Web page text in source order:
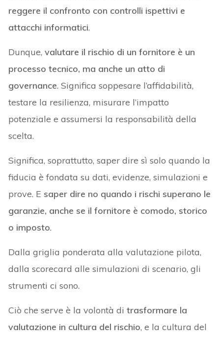
reggere il confronto con controlli ispettivi e
attacchi informatici.
Dunque,valutare il rischio di un fornitore è un
processo tecnico, ma anche un atto di
governance. Significa soppesare l’affidabilità,
testare la resilienza, misurare l’impatto
potenziale e assumersi la responsabilità della
scelta.
Significa, soprattutto, saper dire sì solo quando la
fiducia è fondata su dati, evidenze, simulazioni e
prove. E saper dire no quando i rischi superano le
garanzie, anche se il fornitore è comodo, storico
o imposto.
Dalla griglia ponderata alla valutazione pilota,
dalla scorecard alle simulazioni di scenario, gli
strumenti ci sono.
Ciò che serve è la volontà di trasformare la
valutazione in cultura del rischio, e la cultura del